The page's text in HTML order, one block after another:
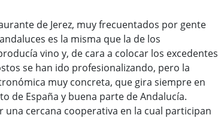
de Jerez, muy frecuentados por gente
es la misma que la de los
vino y, de cara a colocar los excedentes
se han ido profesionalizando, pero la
muy concreta, que gira siempre en
de España y buena parte de Andalucía.
cercana cooperativa en la cual participan